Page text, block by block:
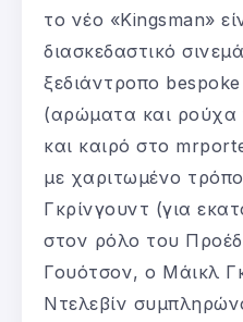
το νέο «Kingsman»
διασκεδαστικό
ξεδιάντροπο
(αρώματα και ρούχα
και καιρό στο
με χαριτωμένο
Γκρίνγουντ (για
στον ρόλο του
Γουότσον, ο Μάικλ
Ντελεβίν